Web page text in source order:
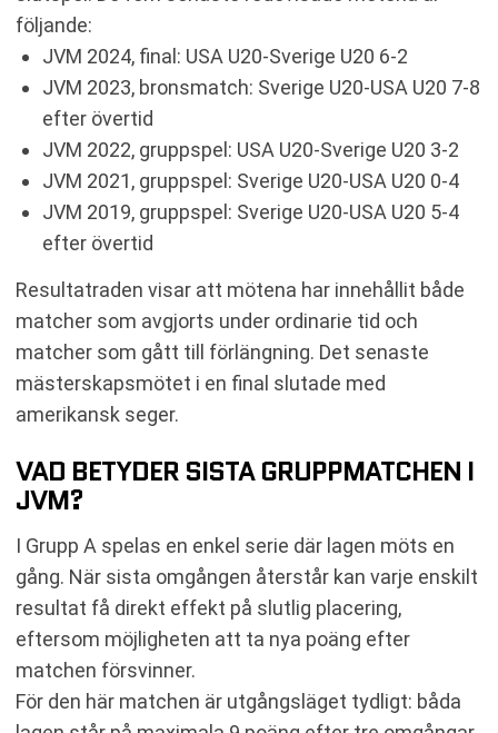
följande:
JVM 2024, final: USA U20-Sverige U20 6-2
JVM 2023, bronsmatch: Sverige U20-USA U20 7-8
efter övertid
JVM 2022, gruppspel: USA U20-Sverige U20 3-2
JVM 2021, gruppspel: Sverige U20-USA U20 0-4
JVM 2019, gruppspel: Sverige U20-USA U20 5-4
efter övertid
Resultatraden visar att mötena har innehållit både
matcher som avgjorts under ordinarie tid och
matcher som gått till förlängning. Det senaste
mästerskapsmötet i en final slutade med
amerikansk seger.
VAD BETYDER SISTA GRUPPMATCHEN I
JVM?
I Grupp A spelas en enkel serie där lagen möts en
gång. När sista omgången återstår kan varje enskilt
resultat få direkt effekt på slutlig placering,
eftersom möjligheten att ta nya poäng efter
matchen försvinner.
För den här matchen är utgångsläget tydligt: båda